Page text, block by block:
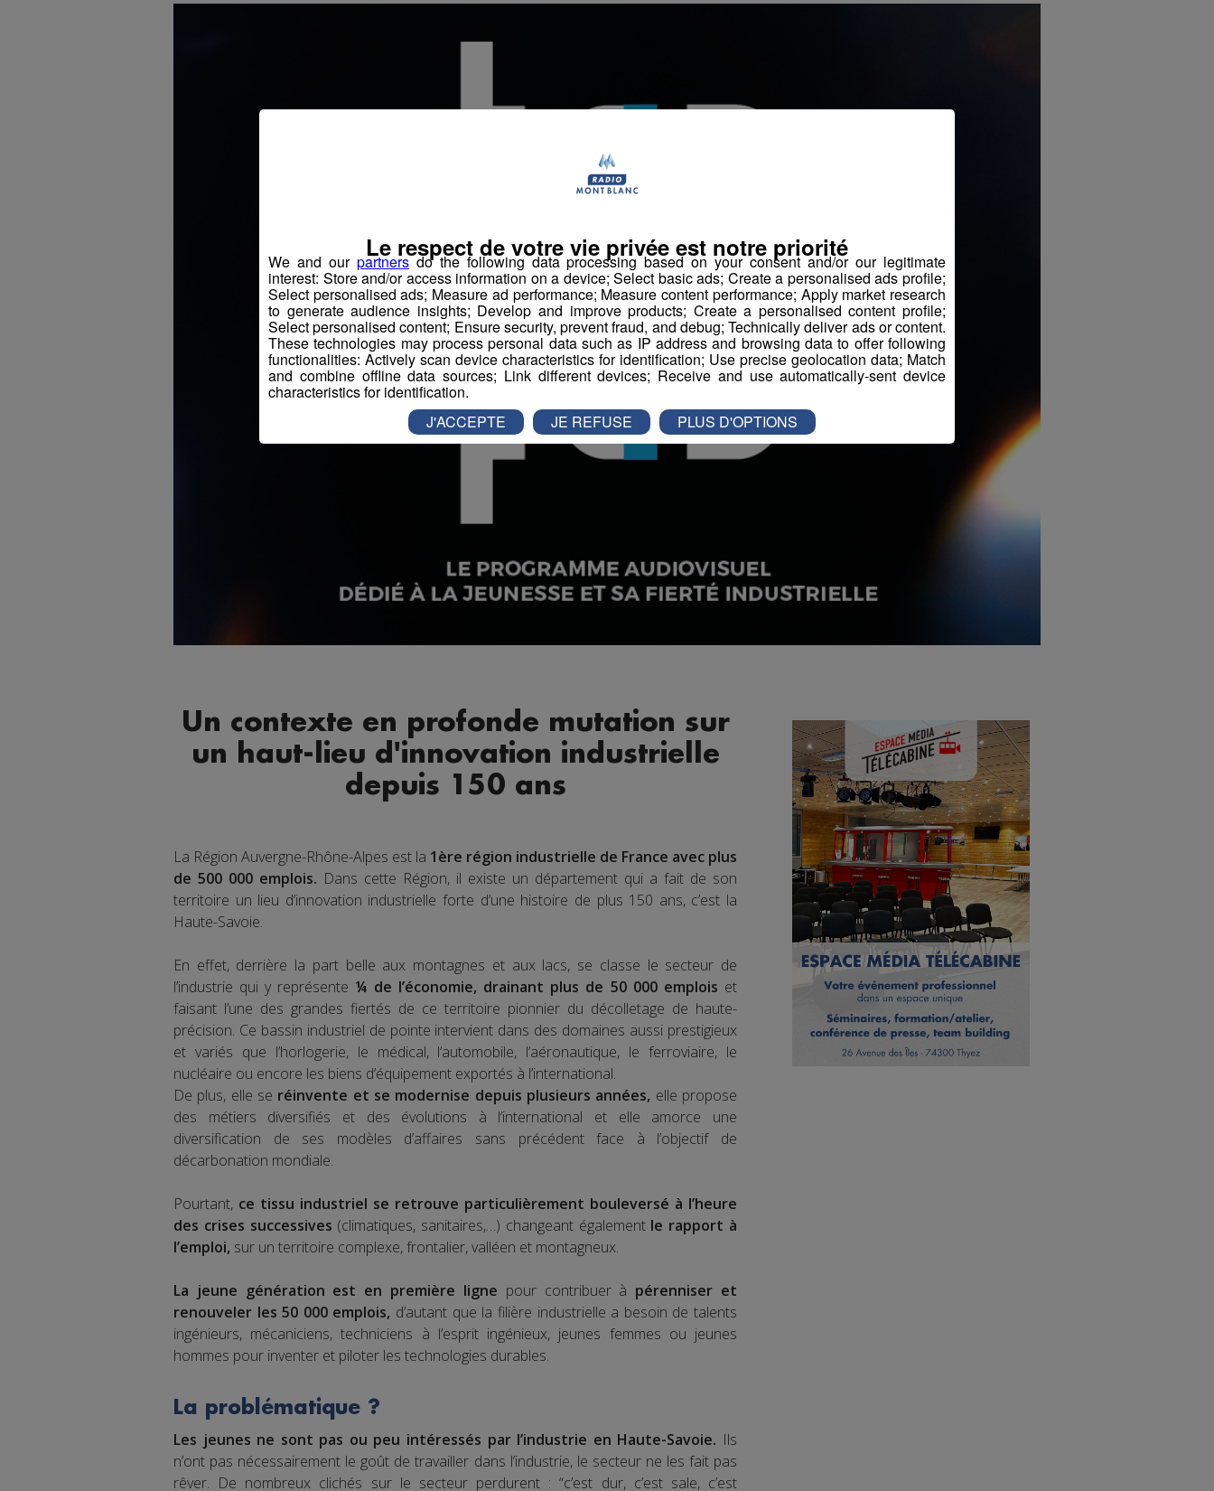
Un contexte en profonde mutation sur
un haut-lieu d'innovation industrielle
depuis 150 ans
La Région Auvergne-Rhône-Alpes est la 1ère région industrielle de France avec plus
de 500 000 emplois. Dans cette Région, il existe un département qui a fait de son
territoire un lieu d’innovation industrielle forte d’une histoire de plus 150 ans, c’est la
Haute-Savoie.
En effet, derrière la part belle aux montagnes et aux lacs, se classe le secteur de
l’industrie qui y représente ¼ de l’économie, drainant plus de 50 000 emplois et
faisant l’une des grandes fiertés de ce territoire pionnier du décolletage de haute-
précision. Ce bassin industriel de pointe intervient dans des domaines aussi prestigieux
et variés que l’horlogerie, le médical, l’automobile, l’aéronautique, le ferroviaire, le
nucléaire ou encore les biens d’équipement exportés à l’international.
De plus, elle se réinvente et se modernise depuis plusieurs années, elle propose
des métiers diversifiés et des évolutions à l’international et elle amorce une
diversification de ses modèles d’affaires sans précédent face à l’objectif de
décarbonation mondiale.
Pourtant, ce tissu industriel se retrouve particulièrement bouleversé à l’heure
des crises successives (climatiques, sanitaires,…) changeant égalementle rapport à
l’emploi, sur un territoire complexe, frontalier, valléen et montagneux.
La jeune génération est en première ligne pour contribuer à pérenniser et
renouveler les 50 000 emplois, d’autant que la filière industrielle a besoin de talents
ingénieurs, mécaniciens, techniciens à l’esprit ingénieux, jeunes femmes ou jeunes
hommes pour inventer et piloter les technologies durables.
La problématique ?
Les jeunes ne sont pas ou peu intéressés par l’industrie en Haute-Savoie. Ils
n’ont pas nécessairement le goût de travailler dans l’industrie, le secteur ne les fait pas
rêver. De nombreux clichés sur le secteur perdurent : “c’est dur, c’est sale, c’est
We and our partnersdo the following data processing based on your consent and/or our legitimate
interest: Store and/or access information on a device; Select basic ads; Create a personalised ads profile;
Select personalised ads; Measure ad performance; Measure content performance; Apply market research
to generate audience insights; Develop and improve products; Create a personalised content profile;
Select personalised content; Ensure security, prevent fraud, and debug; Technically deliver ads or content.
These technologies may process personal data such as IP address and browsing data to offer following
functionalities: Actively scan device characteristics for identification; Use precise geolocation data; Match
and combine offline data sources; Link different devices; Receive and use automatically-sent device
characteristics for identification.
Le respect de votre vie privée est notre priorité
J'ACCEPTE JE REFUSE PLUS D'OPTIONS